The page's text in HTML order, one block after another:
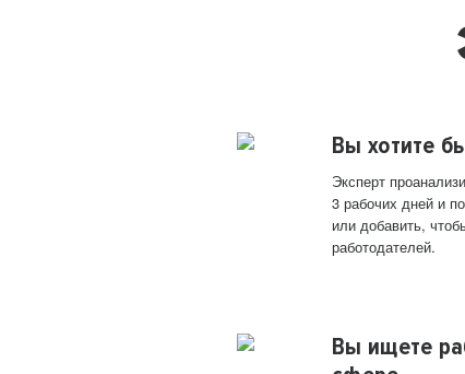
Вы хотите
Эксперт
3 рабочих дней и
или добавить,
работодателей.
Вы ищете